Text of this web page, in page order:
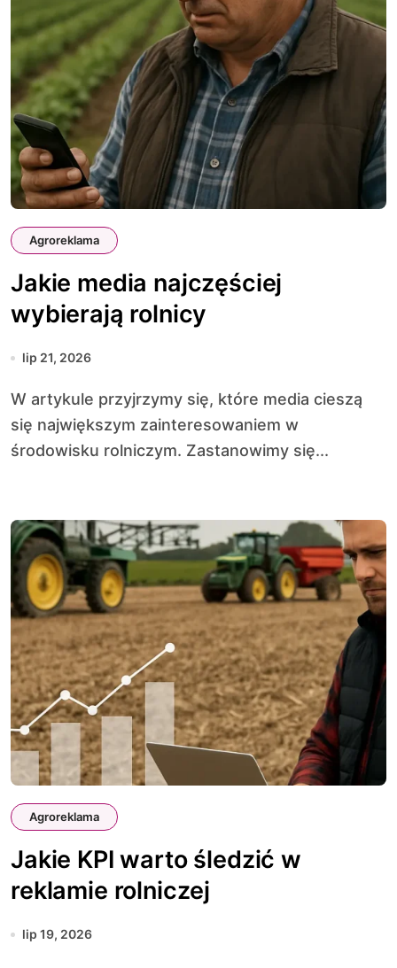
Agroreklama
Jakie media najczęściej
wybierają rolnicy
lip 21, 2026
W artykule przyjrzymy się, które media cieszą
się największym zainteresowaniem w
środowisku rolniczym. Zastanowimy się...
Agroreklama
Jakie KPI warto śledzić w
reklamie rolniczej
lip 19, 2026